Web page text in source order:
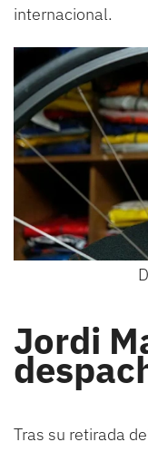
internacional.
Jordi
Tras su retirada